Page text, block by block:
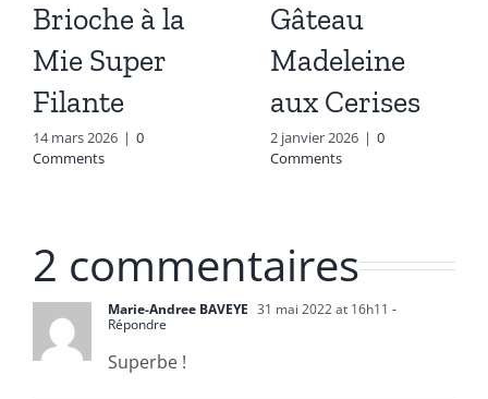
Brioche à la
Mie Super
Filante
14 mars 2026 | 0
Comments
Gâteau
Madeleine
aux Cerises
2 janvier 2026 | 0
Comments
2 commentaires
Marie-Andree BAVEYE 31 mai 2022 at 16h11 -
Répondre
Superbe !